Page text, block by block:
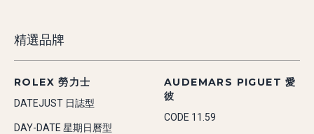
精選品牌
ROLEX 勞力士
DATEJUST 日誌型
DAY-DATE 星期日曆型
AUDEMARS PIGUET 愛
彼
CODE 11.59